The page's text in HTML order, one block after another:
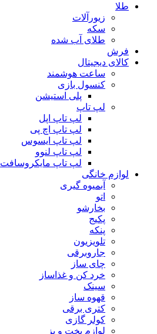
طلا
زیورآلات
سکه
طلای آب شده
فرش
کالای دیجیتال
ساعت هوشمند
کنسول بازی
پلی استیشن
لپ تاپ
لپ تاپ اپل
لپ تاپ اچ پی
لپ تاپ ایسوس
لپ تاپ لنوو
لپ تاپ مایکروسافت
لوازم خانگی
آبمیوه گیری
اتو
بخارشو
پکیج
پنکه
تلویزیون
جاروبرقی
چای ساز
خرد کن و غذاساز
سینک
قهوه ساز
کتری برقی
کولر گازی
لوازم پخت و پز